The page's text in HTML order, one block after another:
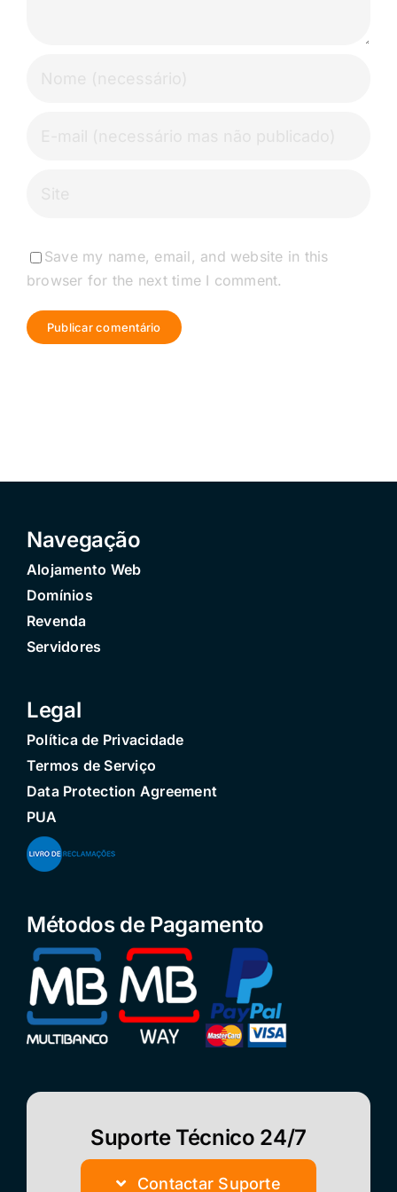
Save my name, email, and website in this
browser for the next time I comment.
Navegação
Alojamento Web
Domínios
Revenda
Servidores
Legal
Política de Privacidade
Termos de Serviço
Data Protection Agreement
PUA
Métodos de Pagamento
Suporte Técnico 24/7
Contactar Suporte